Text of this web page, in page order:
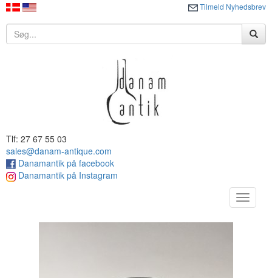
Tilmeld Nyhedsbrev
Tlf: 27 67 55 03
sales@danam-antique.com
Danamantik på facebook
Danamantik på Instagram
Toggle